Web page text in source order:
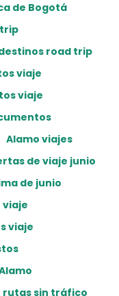
de Bogotá
road trip
viaje
viaje
Alamo viajes
de viaje junio
de junio
viaje
rutas sin tráfico